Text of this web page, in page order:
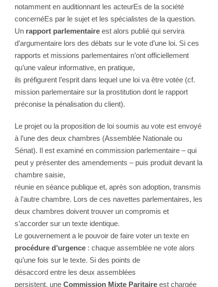
notamment en auditionnant les acteurEs de la société
concernéEs par le sujet et les spécialistes de la question.
Un rapport parlementaire est alors publié qui servira
d’argumentaire lors des débats sur le vote d’une loi. Si ces
rapports et missions parlementaires n’ont officiellement
qu’une valeur informative, en pratique,
ils préfigurent l’esprit dans lequel une loi va être votée (cf.
mission parlementaire sur la prostitution dont le rapport
préconise la pénalisation du client).
Le projet ou la proposition de loi soumis au vote est envoyé
à l’une des deux chambres (Assemblée Nationale ou
Sénat). Il est examiné en commission parlementaire – qui
peut y présenter des amendements – puis produit devant la
chambre saisie,
réunie en séance publique et, après son adoption, transmis
à l’autre chambre. Lors de ces navettes parlementaires, les
deux chambres doivent trouver un compromis et
s’accorder sur un texte identique.
Le gouvernement a le pouvoir de faire voter un texte en
procédure d’urgence : chaque assemblée ne vote alors
qu’une fois sur le texte. Si des points de
désaccord entre les deux assemblées
persistent, une Commission Mixte Paritaire est chargée